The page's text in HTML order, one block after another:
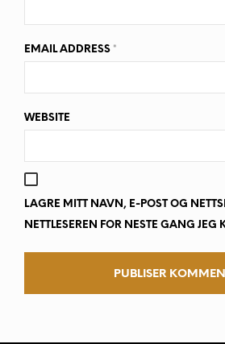
EMAIL ADDRESS *
WEBSITE
LAGRE MITT NAVN, E-POST OG
NETTLESEREN FOR NESTE GANG JEG